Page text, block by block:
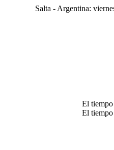
Salta - Argentina:
El
El